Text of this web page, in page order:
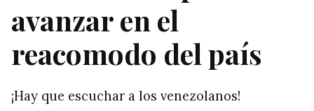
avanzar en el
reacomodo del país
¡Hay que escuchar a los venezolanos!